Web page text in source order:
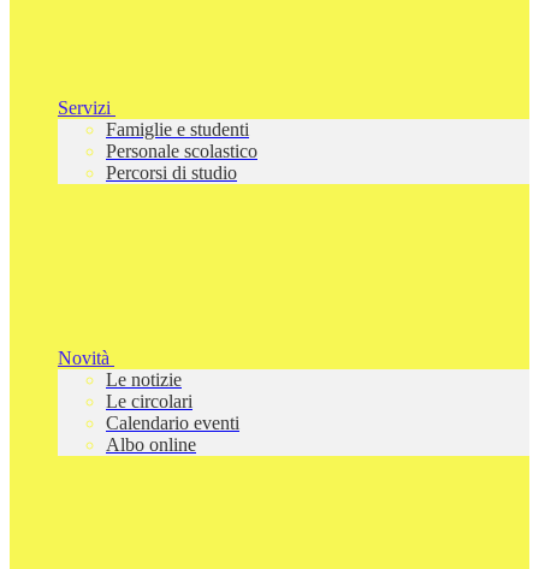
Servizi
Famiglie e studenti
Personale scolastico
Percorsi di studio
Novità
Le notizie
Le circolari
Calendario eventi
Albo online